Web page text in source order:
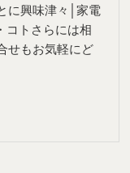
に興味津々│家電
コトさらには相
せもお気軽にど